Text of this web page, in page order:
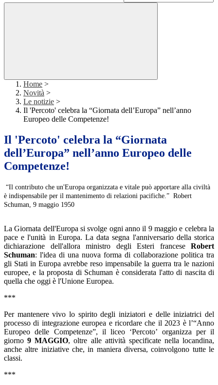
Home >
Novità >
Le notizie >
Il 'Percoto' celebra la “Giornata dell’Europa” nell’anno
Europeo delle Competenze!
Il 'Percoto' celebra la “Giornata
dell’Europa” nell’anno Europeo delle
Competenze!
“Il contributo che un'Europa organizzata e vitale può apportare alla civiltà
è indispensabile per il mantenimento di relazioni pacifiche.” Robert
Schuman, 9 maggio 1950
La Giornata dell'Europa si svolge ogni anno il 9 maggio e celebra la
pace e l'unità in Europa. La data segna l'anniversario della storica
dichiarazione dell'allora ministro degli Esteri francese Robert
Schuman: l'idea di una nuova forma di collaborazione politica tra
gli Stati in Europa avrebbe reso impensabile la guerra tra le nazioni
europee, e la proposta di Schuman è considerata l'atto di nascita di
quella che oggi è l'Unione Europea.
***
Per mantenere vivo lo spirito degli iniziatori e delle iniziatrici del
processo di integrazione europea e ricordare che il 2023 è l’“Anno
Europeo delle Competenze”, il liceo ‘Percoto’ organizza per il
giorno9 MAGGIO, oltre alle attività specificate nella locandina,
anche altre iniziative che, in maniera diversa, coinvolgono tutte le
classi.
***